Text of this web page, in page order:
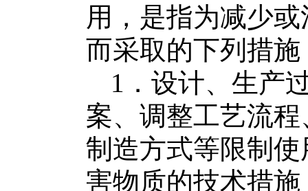
用，是指为减少或
而采取的下列措施
1 ．设计、生产
案、调整工艺流
制造方式等限制使
害物质的技术措施